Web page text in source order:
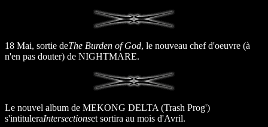
18 Mai, sortie deThe Burden of God, le nouveau chef d'oeuvre (à
n'en pas douter) de NIGHTMARE.
Le nouvel album de MEKONG DELTA (Trash Prog')
s'intituleraIntersectionset sortira au mois d'Avril.